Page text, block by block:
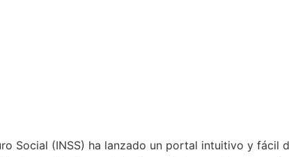
Social (INSS) ha lanzado un portal intuitivo y